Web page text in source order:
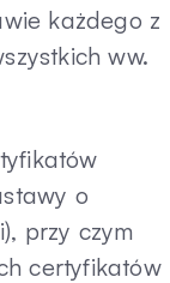
każdego z
ww.
o
przy czym
certyfikatów